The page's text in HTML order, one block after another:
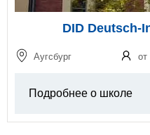
DID Deutsch-
Аугсбург от
Подробнее о школе